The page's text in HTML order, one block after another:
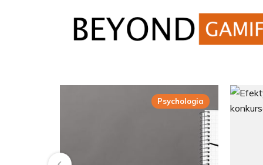
Psychologia